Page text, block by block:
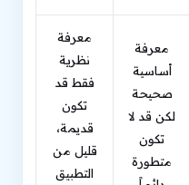
معرفة
أساسية
صحيحة
لكن قد لا
تكون
متطورة
معرفة
نظرية
فقط قد
تكون
قديمة،
قليل من
التطبيق